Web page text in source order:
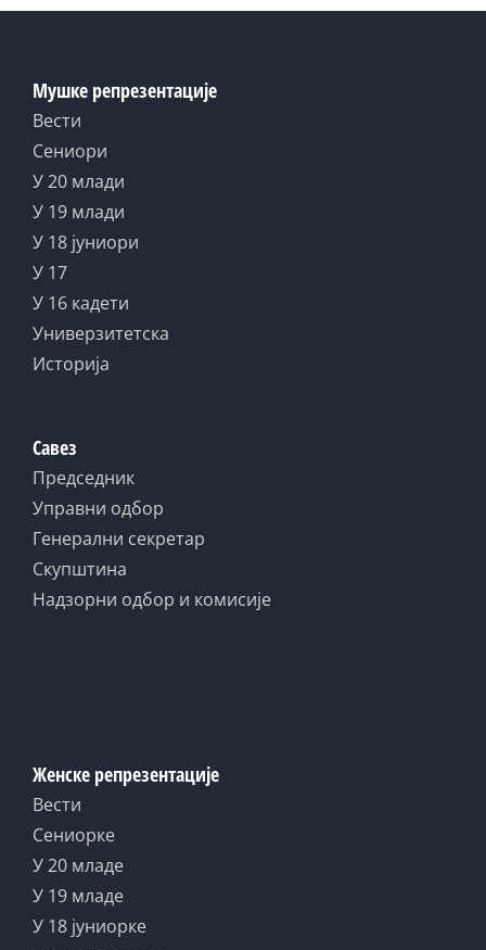
Мушке репрезентације
Вести
Сениори
У 20 млади
У 19 млади
У 18 јуниори
У 17
У 16 кадети
Универзитетска
Историја
Савез
Председник
Управни одбор
Генерални секретар
Скупштина
Надзорни одбор и комисије
Женске репрезентације
Вести
Сениорке
У 20 младе
У 19 младе
У 18 јуниорке